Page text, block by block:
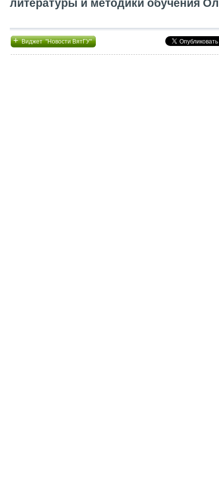
литературы и методики обучения
+Виджет "Новости ВятГУ"